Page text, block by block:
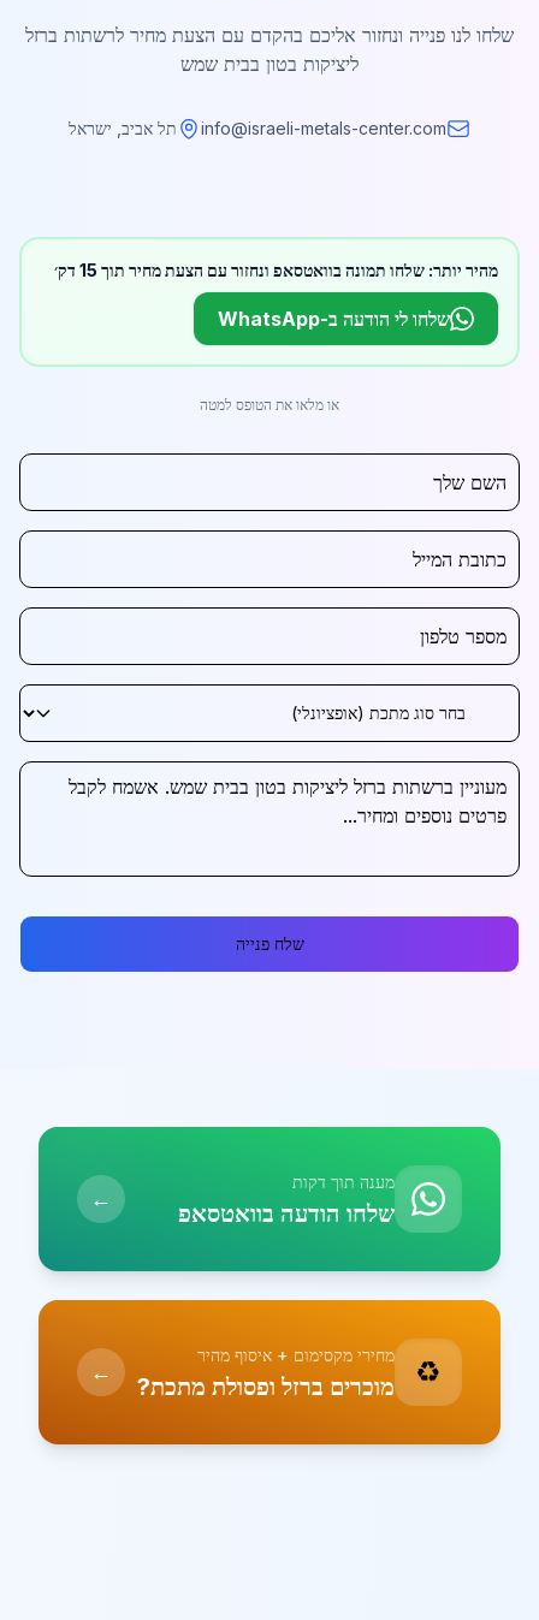
שלחו לנו פנייה ונחזור אליכם בהקדם עם הצעת מחיר לרשתות ברזל
ליציקות בטון בבית שמש
info@israeli-metals-center.com תל אביב, ישראל
מהיר יותר: שלחו תמונה בוואטסאפ ונחזור עם הצעת מחיר תוך 15 דק׳
שלחו לי הודעה ב-WhatsApp
או מלאו את הטופס למטה
שלח פנייה
מענה תוך דקות
שלחו הודעה בוואטסאפ ←
♻️ מחירי מקסימום + איסוף מהיר
מוכרים ברזל ופסולת מתכת? ←